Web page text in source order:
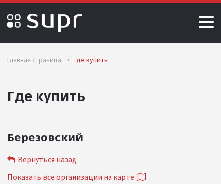
Главная страница > Где купить
Где купить
Березовский
Показать все организации на карте
Вернуться назад